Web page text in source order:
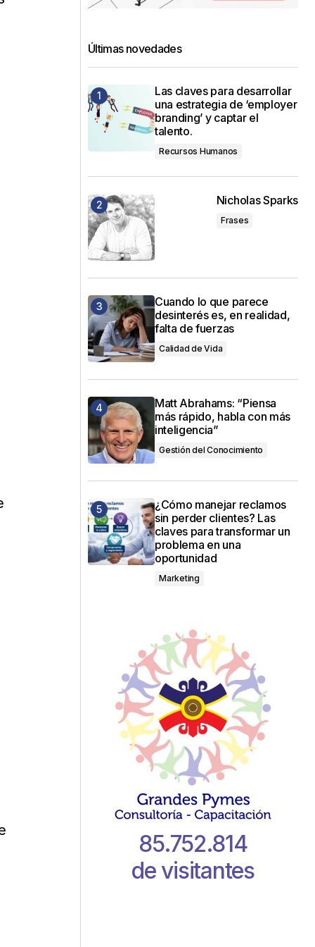
Últimas novedades
Las claves para desarrollar
una estrategia de ‘employer
branding’ y captar el
talento.
Recursos Humanos
Nicholas Sparks
Frases
Cuando lo que parece
desinterés es, en realidad,
falta de fuerzas
Calidad de Vida
Matt Abrahams: “Piensa
más rápido, habla con más
inteligencia”
Gestión del Conocimiento
¿Cómo manejar reclamos
sin perder clientes? Las
claves para transformar un
problema en una
oportunidad
Marketing
85.752.814
de visitantes